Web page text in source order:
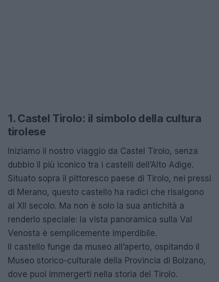
1. Castel Tirolo: il simbolo della cultura
tirolese
Iniziamo il nostro viaggio da Castel Tirolo, senza
dubbio il più iconico tra i castelli dell’Alto Adige.
Situato sopra il pittoresco paese di Tirolo, nei pressi
di Merano, questo castello ha radici che risalgono
al XII secolo. Ma non è solo la sua antichità a
renderlo speciale: la vista panoramica sulla Val
Venosta è semplicemente imperdibile.
Il castello funge da museo all’aperto, ospitando il
Museo storico-culturale della Provincia di Bolzano,
dove puoi immergerti nella storia del Tirolo.